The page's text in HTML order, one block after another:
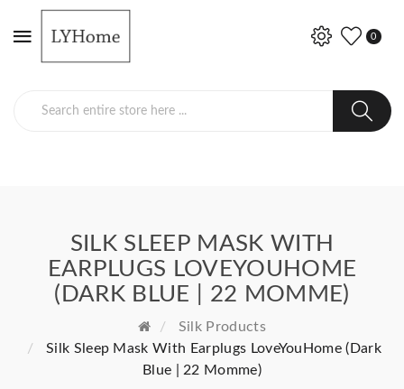
0
SILK SLEEP MASK WITH
EARPLUGS LOVEYOUHOME
(DARK BLUE | 22 MOMME)
Silk Products
Silk Sleep Mask With Earplugs LoveYouHome (Dark
Blue | 22 Momme)